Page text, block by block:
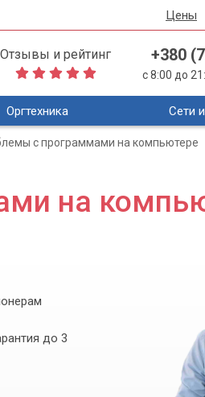
Цены
Отзывы и рейтинг +380
с 8:00 до
Оргтехника Сети
с программами на компьютере
на
до 3